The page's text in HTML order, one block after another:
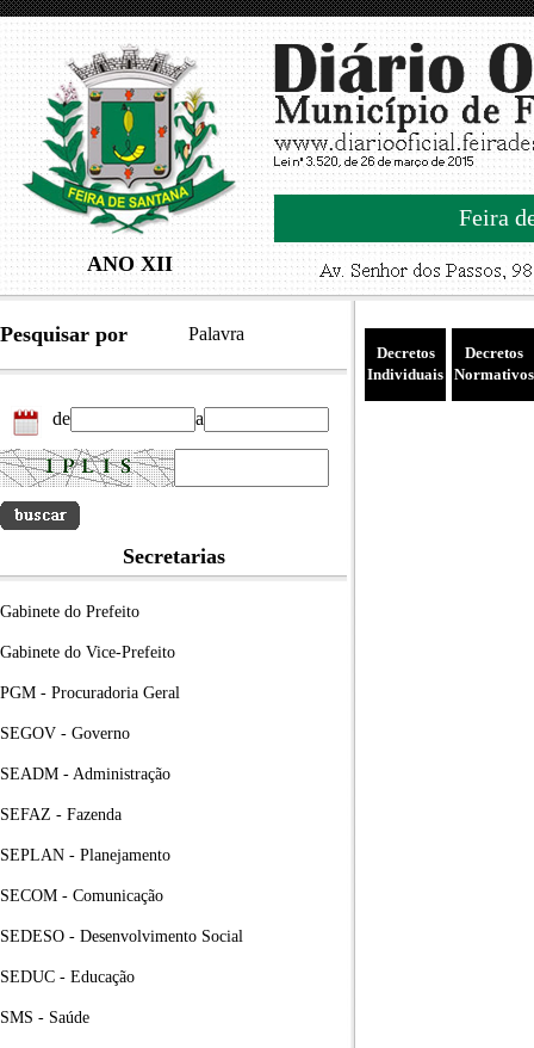
ANO XII
Feira
Pesquisar por Palavra
de a
Secretarias
Gabinete do Prefeito
Gabinete do Vice-Prefeito
PGM - Procuradoria Geral
SEGOV - Governo
SEADM - Administração
SEFAZ - Fazenda
SEPLAN - Planejamento
SECOM - Comunicação
SEDESO - Desenvolvimento Social
SEDUC - Educação
SMS - Saúde
Decretos
Individuais
Decretos
Normativos